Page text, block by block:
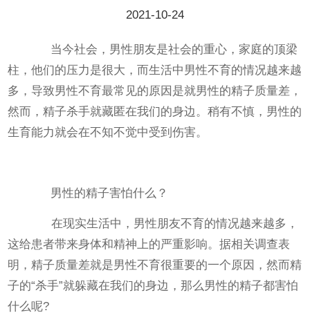
2021-10-24
当今社会，男性朋友是社会的重心，家庭的顶梁
柱，他们的压力是很大，而生活中男性不育的情况越来越
多，导致男性不育最常见的原因是就男性的精子质量差，
然而，精子杀手就藏匿在我们的身边。稍有不慎，男性的
生育能力就会在不知不觉中受到伤害。
男性的精子害怕什么？
在现实生活中，男性朋友不育的情况越来越多，
这给患者带来身体和精神上的严重影响。据相关调查表
明，精子质量差就是男性不育很重要的一个原因，然而精
子的“杀手”就躲藏在我们的身边，那么男性的精子都害怕
什么呢?